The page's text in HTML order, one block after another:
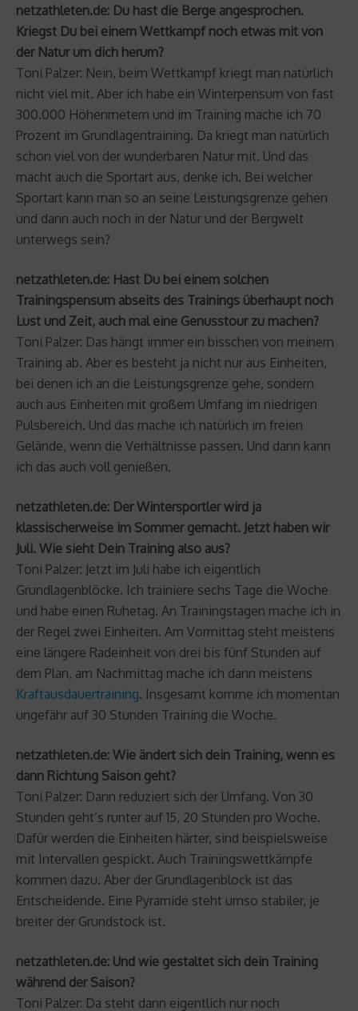
netzathleten.de: Du hast die Berge angesprochen.
Kriegst Du bei einem Wettkampf noch etwas mit von
der Natur um dich herum?
Toni Palzer: Nein, beim Wettkampf kriegt man natürlich
nicht viel mit. Aber ich habe ein Winterpensum von fast
300.000 Höhenmetern und im Training mache ich 70
Prozent im Grundlagentraining. Da kriegt man natürlich
schon viel von der wunderbaren Natur mit. Und das
macht auch die Sportart aus, denke ich. Bei welcher
Sportart kann man so an seine Leistungsgrenze gehen
und dann auch noch in der Natur und der Bergwelt
unterwegs sein?
netzathleten.de: Hast Du bei einem solchen
Trainingspensum abseits des Trainings überhaupt noch
Lust und Zeit, auch mal eine Genusstour zu machen?
Toni Palzer: Das hängt immer ein bisschen von meinem
Training ab. Aber es besteht ja nicht nur aus Einheiten,
bei denen ich an die Leistungsgrenze gehe, sondern
auch aus Einheiten mit großem Umfang im niedrigen
Pulsbereich. Und das mache ich natürlich im freien
Gelände, wenn die Verhältnisse passen. Und dann kann
ich das auch voll genießen.
netzathleten.de: Der Wintersportler wird ja
klassischerweise im Sommer gemacht. Jetzt haben wir
Juli. Wie sieht Dein Training also aus?
Toni Palzer: Jetzt im Juli habe ich eigentlich
Grundlagenblöcke. Ich trainiere sechs Tage die Woche
und habe einen Ruhetag. An Trainingstagen mache ich in
der Regel zwei Einheiten. Am Vormittag steht meistens
eine längere Radeinheit von drei bis fünf Stunden auf
dem Plan, am Nachmittag mache ich dann meistens
Kraftausdauertraining. Insgesamt komme ich momentan
ungefähr auf 30 Stunden Training die Woche.
netzathleten.de: Wie ändert sich dein Training, wenn es
dann Richtung Saison geht?
Toni Palzer: Dann reduziert sich der Umfang. Von 30
Stunden geht’s runter auf 15, 20 Stunden pro Woche.
Dafür werden die Einheiten härter, sind beispielsweise
mit Intervallen gespickt. Auch Trainingswettkämpfe
kommen dazu. Aber der Grundlagenblock ist das
Entscheidende. Eine Pyramide steht umso stabiler, je
breiter der Grundstock ist.
netzathleten.de: Und wie gestaltet sich dein Training
während der Saison?
Toni Palzer: Da steht dann eigentlich nur noch